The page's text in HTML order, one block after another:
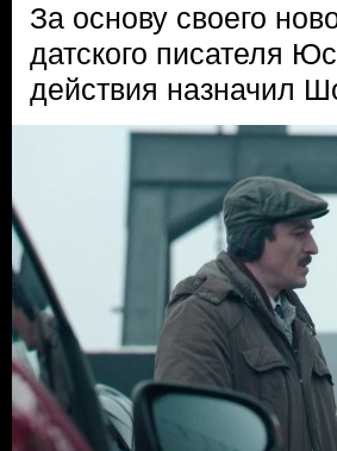
За основу своего
датского писателя
действия назначил